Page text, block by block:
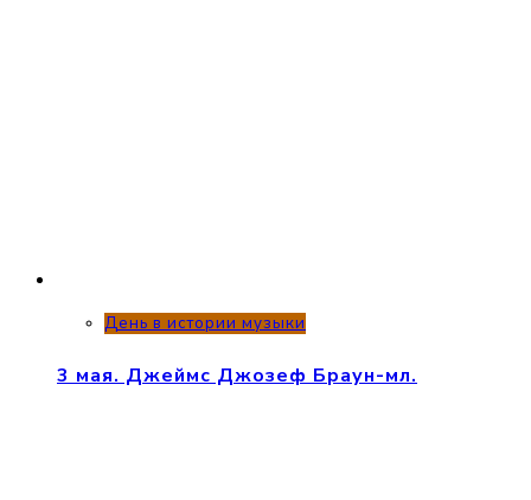
День в истории музыки
3 мая. Джеймс Джозеф Браун-мл.